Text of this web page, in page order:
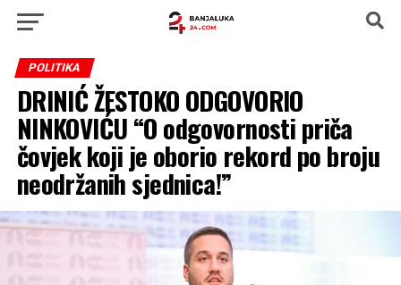
POLITIKA
DRINIĆ ŽESTOKO ODGOVORIO
NINKOVIĆU “O odgovornosti priča
čovjek koji je oborio rekord po broju
neodržanih sjednica!”